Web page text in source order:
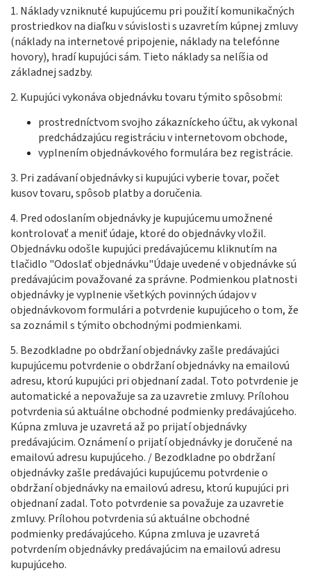
1. Náklady vzniknuté kupujúcemu pri použití komunikačných
prostriedkov na diaľku v súvislosti s uzavretím kúpnej zmluvy
(náklady na internetové pripojenie, náklady na telefónne
hovory), hradí kupujúci sám. Tieto náklady sa nelíšia od
základnej sadzby.
2. Kupujúci vykonáva objednávku tovaru týmito spôsobmi:
prostredníctvom svojho zákazníckeho účtu, ak vykonal
predchádzajúcu registráciu v internetovom obchode,
vyplnením objednávkového formulára bez registrácie.
3. Pri zadávaní objednávky si kupujúci vyberie tovar, počet
kusov tovaru, spôsob platby a doručenia.
4. Pred odoslaním objednávky je kupujúcemu umožnené
kontrolovať a meniť údaje, ktoré do objednávky vložil.
Objednávku odošle kupujúci predávajúcemu kliknutím na
tlačidlo "Odoslať objednávku"Údaje uvedené v objednávke sú
predávajúcim považované za správne. Podmienkou platnosti
objednávky je vyplnenie všetkých povinných údajov v
objednávkovom formulári a potvrdenie kupujúceho o tom, že
sa zoznámil s týmito obchodnými podmienkami.
5. Bezodkladne po obdržaní objednávky zašle predávajúci
kupujúcemu potvrdenie o obdržaní objednávky na emailovú
adresu, ktorú kupujúci pri objednaní zadal. Toto potvrdenie je
automatické a nepovažuje sa za uzavretie zmluvy. Prílohou
potvrdenia sú aktuálne obchodné podmienky predávajúceho.
Kúpna zmluva je uzavretá až po prijatí objednávky
predávajúcim. Oznámení o prijatí objednávky je doručené na
emailovú adresu kupujúceho. / Bezodkladne po obdržaní
objednávky zašle predávajúci kupujúcemu potvrdenie o
obdržaní objednávky na emailovú adresu, ktorú kupujúci pri
objednaní zadal. Toto potvrdenie sa považuje za uzavretie
zmluvy. Prílohou potvrdenia sú aktuálne obchodné
podmienky predávajúceho. Kúpna zmluva je uzavretá
potvrdením objednávky predávajúcim na emailovú adresu
kupujúceho.